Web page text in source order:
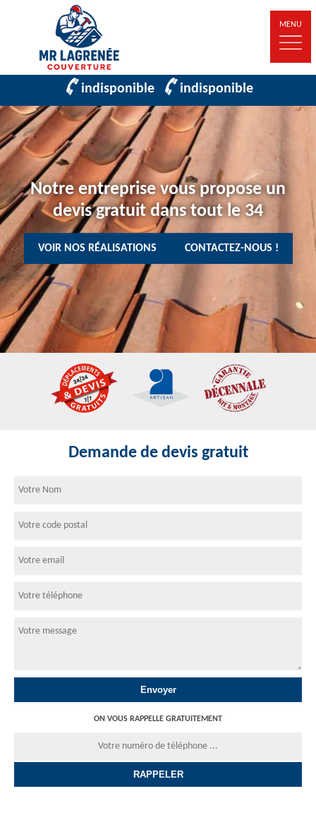
MENU
indisponible indisponible
Notre entreprise vous propose un
devis gratuit dans tout le 34
VOIR NOS RÉALISATIONS CONTACTEZ-NOUS !
Demande de devis gratuit
ON VOUS RAPPELLE GRATUITEMENT